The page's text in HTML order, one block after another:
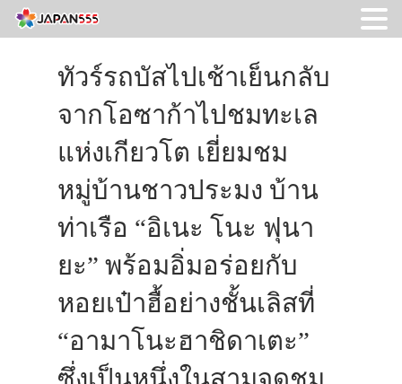
ทัวร์รถบัสไปเช้าเย็นกลับ
จากโอซาก้าไปชมทะเล
แห่งเกียวโต เยี่ยมชม
หมู่บ้านชาวประมง บ้าน
ท่าเรือ “อิเนะ โนะ ฟุนา
ยะ” พร้อมอิ่มอร่อยกับ
หอยเป๋าฮื้อย่างชั้นเลิสที่
“อามาโนะฮาชิดาเตะ”